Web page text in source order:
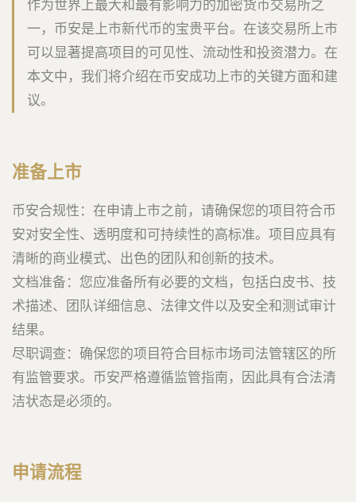
作为世界上最大和最有影响力的加密货币交易所之
一，币安是上市新代币的宝贵平台。在该交易所上市
可以显著提高项目的可见性、流动性和投资潜力。在
本文中，我们将介绍在币安成功上市的关键方面和建
议。
准备上市
币安合规性：在申请上市之前，请确保您的项目符合币
安对安全性、透明度和可持续性的高标准。项目应具有
清晰的商业模式、出色的团队和创新的技术。
文档准备：您应准备所有必要的文档，包括白皮书、技
术描述、团队详细信息、法律文件以及安全和测试审计
结果。
尽职调查：确保您的项目符合目标市场司法管辖区的所
有监管要求。币安严格遵循监管指南，因此具有合法清
洁状态是必须的。
申请流程